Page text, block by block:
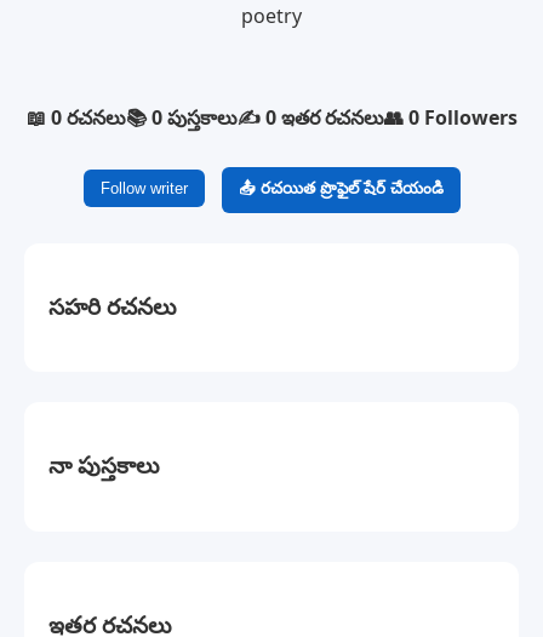
poetry
📖 0 రచనలు📚 0 పుస్తకాలు✍️ 0 ఇతర రచనలు👥 0 Followers
Follow writer 📤 రచయిత ప్రొఫైల్ షేర్ చేయండి
సహరి రచనలు
నా పుస్తకాలు
ఇతర రచనలు